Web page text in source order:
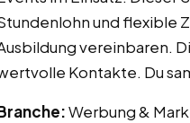
und flexible
vereinbaren.
Kontakte. Du
Werbung &